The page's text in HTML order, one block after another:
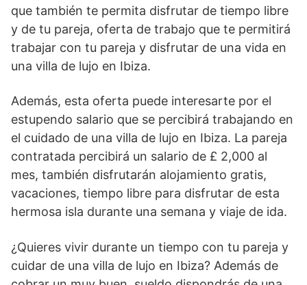
que también te permita disfrutar de tiempo libre
y de tu pareja, oferta de trabajo que te permitirá
trabajar con tu pareja y disfrutar de una vida en
una villa de lujo en Ibiza.
Además, esta oferta puede interesarte por el
estupendo salario que se percibirá trabajando en
el cuidado de una villa de lujo en Ibiza. La pareja
contratada percibirá un salario de £ 2,000 al
mes, también disfrutarán alojamiento gratis,
vacaciones, tiempo libre para disfrutar de esta
hermosa isla durante una semana y viaje de ida.
¿Quieres vivir durante un tiempo con tu pareja y
cuidar de una villa de lujo en Ibiza? Además de